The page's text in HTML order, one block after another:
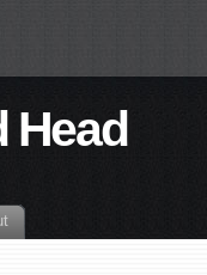
Head